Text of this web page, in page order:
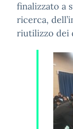
finalizzato a
ricerca,
riutilizzo dei